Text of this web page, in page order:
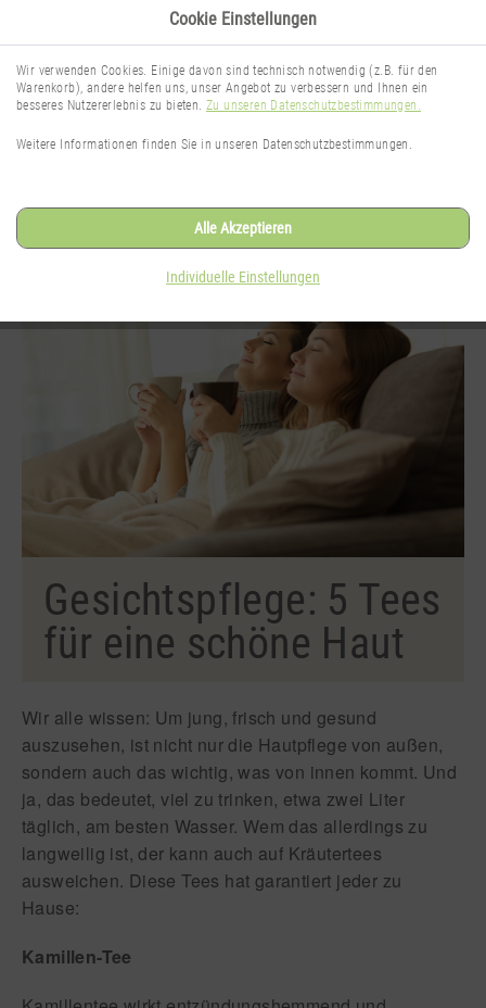
TheNaturalSense Blog
Gesichtspflege
Gesichtspflege: 5 Tees
für eine schöne Haut
Wir alle wissen: Um jung, frisch und gesund
auszusehen, ist nicht nur die Hautpflege von außen,
sondern auch das wichtig, was von innen kommt. Und
ja, das bedeutet, viel zu trinken, etwa zwei Liter
täglich, am besten Wasser. Wem das allerdings zu
langweilig ist, der kann auch auf Kräutertees
ausweichen. Diese Tees hat garantiert jeder zu
Hause:
Kamillen-Tee
Cookie Einstellungen
Wir verwenden Cookies. Einige davon sind technisch notwendig (z.B. für den
Warenkorb), andere helfen uns, unser Angebot zu verbessern und Ihnen ein
besseres Nutzererlebnis zu bieten. Zu unseren Datenschutzbestimmungen.
Weitere Informationen finden Sie in unseren Datenschutzbestimmungen.
Individuelle Einstellungen
Alle Akzeptieren